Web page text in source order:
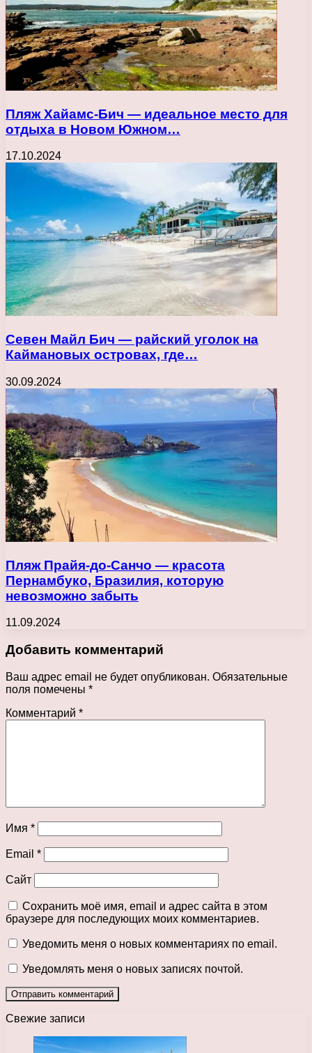
Пляж Хайамс-Бич — идеальное место для
отдыха в Новом Южном…
17.10.2024
Севен Майл Бич — райский уголок на
Каймановых островах, где…
30.09.2024
Пляж Прайя-до-Санчо — красота
Пернамбуко, Бразилия, которую
невозможно забыть
11.09.2024
Добавить комментарий
Ваш адрес email не будет опубликован. Обязательные
поля помечены *
Комментарий *
Имя *
Email *
Сайт
Сохранить моё имя, email и адрес сайта в этом
браузере для последующих моих комментариев.
Уведомить меня о новых комментариях по email.
Уведомлять меня о новых записях почтой.
Свежие записи